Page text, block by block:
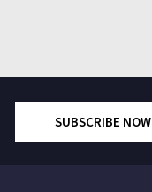
SUBSCRIBE NOW